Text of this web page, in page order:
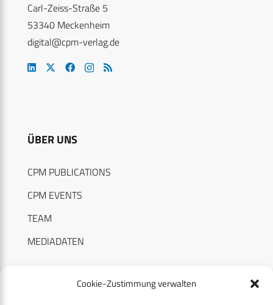
Cookie-Zustimmung verwalten
Carl-Zeiss-Straße 5
53340 Meckenheim
digital@cpm-verlag.de
ÜBER UNS
CPM PUBLICATIONS
CPM EVENTS
TEAM
MEDIADATEN